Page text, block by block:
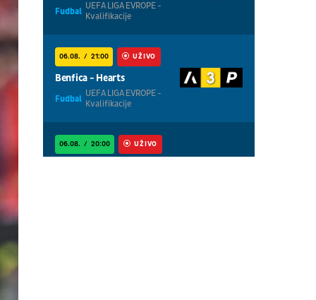
Fudbal UEFA LIGA EVROPE -
Kvalifikacije
06.08. 21:00 UŽIVO
Benfica - Hearts
Fudbal UEFA LIGA EVROPE -
Kvalifikacije
06.08. 20:00 UŽIVO